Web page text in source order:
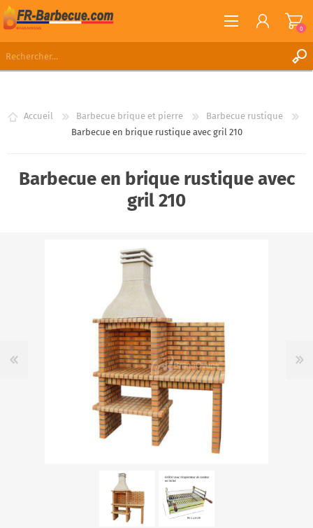
LISTE DE SOUHAITS
0
Accueil Barbecue brique et pierre
Barbecue rustique
Barbecue en brique rustique avec gril 210
Barbecue en brique rustique avec
gril 210